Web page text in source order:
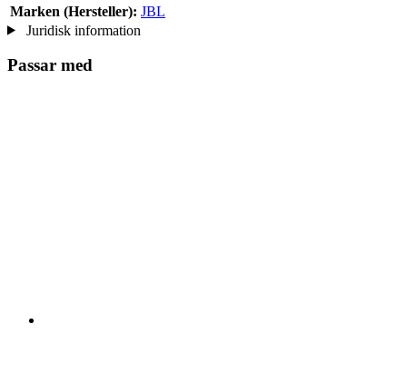
Marken (Hersteller): JBL
Juridisk information
Passar med